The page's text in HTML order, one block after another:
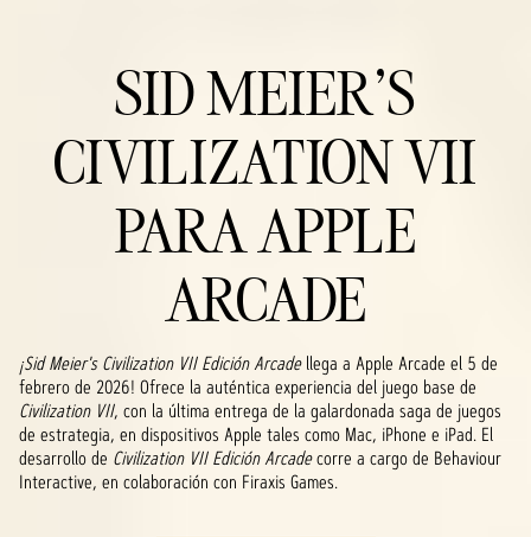
SID MEIER'S
CIVILIZATION VII
PARA APPLE
ARCADE
¡Sid Meier's Civilization VII Edición Arcadellega a Apple Arcade el 5 de
febrero de 2026! Ofrece la auténtica experiencia del juego base de
Civilization VII, con la última entrega de la galardonada saga de juegos
de estrategia, en dispositivos Apple tales como Mac, iPhone e iPad. El
desarrollo de Civilization VII Edición Arcadecorre a cargo de Behaviour
Interactive, en colaboración con Firaxis Games.